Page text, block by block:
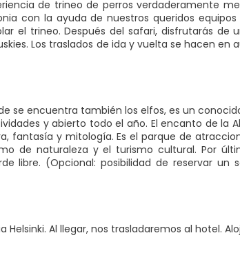
de trineo de perros verdaderamente
con la ayuda de nuestros queridos equipos
el trineo. Después del safari, disfrutarás de
Los traslados de ida y vuelta se hacen en
se encuentra también los elfos, es un
y abierto todo el año. El encanto de la
fantasía y mitología. Es el parque de
de naturaleza y el turismo cultural. Por
libre. (Opcional: posibilidad de reservar
Al llegar, nos trasladaremos al hotel.